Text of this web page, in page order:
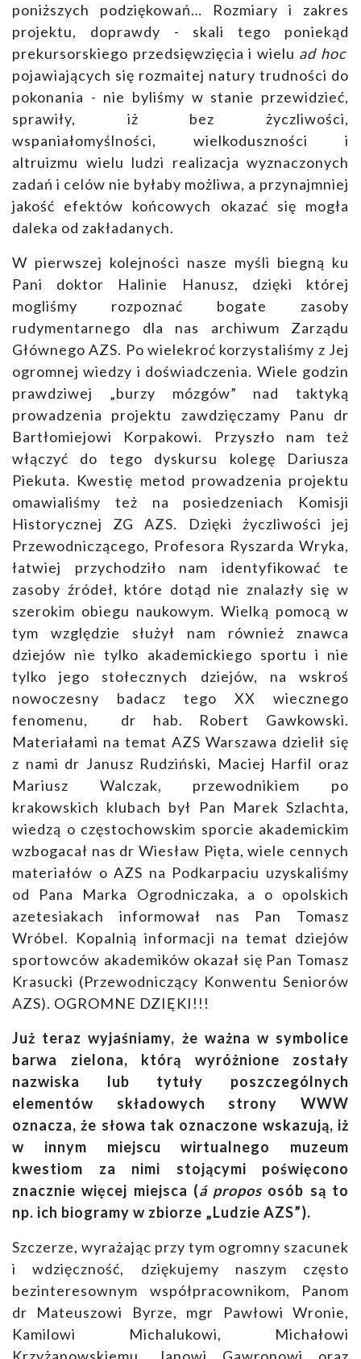
poniższych podziękowań… Rozmiary i zakres
projektu, doprawdy - skali tego poniekąd
prekursorskiego przedsięwzięcia i wielu ad hoc
pojawiających się rozmaitej natury trudności do
pokonania - nie byliśmy w stanie przewidzieć,
sprawiły, iż bez życzliwości,
wspaniałomyślności, wielkoduszności i
altruizmu wielu ludzi realizacja wyznaczonych
zadań i celów nie byłaby możliwa, a przynajmniej
jakość efektów końcowych okazać się mogła
daleka od zakładanych.
W pierwszej kolejności nasze myśli biegną ku
Pani doktor Halinie Hanusz, dzięki której
mogliśmy rozpoznać bogate zasoby
rudymentarnego dla nas archiwum Zarządu
Głównego AZS. Po wielekroć korzystaliśmy z Jej
ogromnej wiedzy i doświadczenia. Wiele godzin
prawdziwej „burzy mózgów” nad taktyką
prowadzenia projektu zawdzięczamy Panu dr
Bartłomiejowi Korpakowi. Przyszło nam też
włączyć do tego dyskursu kolegę Dariusza
Piekuta. Kwestię metod prowadzenia projektu
omawialiśmy też na posiedzeniach Komisji
Historycznej ZG AZS. Dzięki życzliwości jej
Przewodniczącego, Profesora Ryszarda Wryka,
łatwiej przychodziło nam identyfikować te
zasoby źródeł, które dotąd nie znalazły się w
szerokim obiegu naukowym. Wielką pomocą w
tym względzie służył nam również znawca
dziejów nie tylko akademickiego sportu i nie
tylko jego stołecznych dziejów, na wskroś
nowoczesny badacz tego XX wiecznego
fenomenu, dr hab. Robert Gawkowski.
Materiałami na temat AZS Warszawa dzielił się
z nami dr Janusz Rudziński, Maciej Harfil oraz
Mariusz Walczak, przewodnikiem po
krakowskich klubach był Pan Marek Szlachta,
wiedzą o częstochowskim sporcie akademickim
wzbogacał nas dr Wiesław Pięta, wiele cennych
materiałów o AZS na Podkarpaciu uzyskaliśmy
od Pana Marka Ogrodniczaka, a o opolskich
azetesiakach informował nas Pan Tomasz
Wróbel. Kopalnią informacji na temat dziejów
sportowców akademików okazał się Pan Tomasz
Krasucki (Przewodniczący Konwentu Seniorów
AZS). OGROMNE DZIĘKI!!!
Już teraz wyjaśniamy, że ważna w symbolice
barwa zielona, którą wyróżnione zostały
nazwiska lub tytuły poszczególnych
elementów składowych strony WWW
oznacza, że słowa tak oznaczone wskazują, iż
w innym miejscu wirtualnego muzeum
kwestiom za nimi stojącymi poświęcono
znacznie więcej miejsca (á propos osób są to
np. ich biogramy w zbiorze „Ludzie AZS”).
Szczerze, wyrażając przy tym ogromny szacunek
i wdzięczność, dziękujemy naszym często
bezinteresownym współpracownikom, Panom
dr Mateuszowi Byrze,
mgr Pawłowi Wronie,
Kamilowi Michalukowi, Michałowi